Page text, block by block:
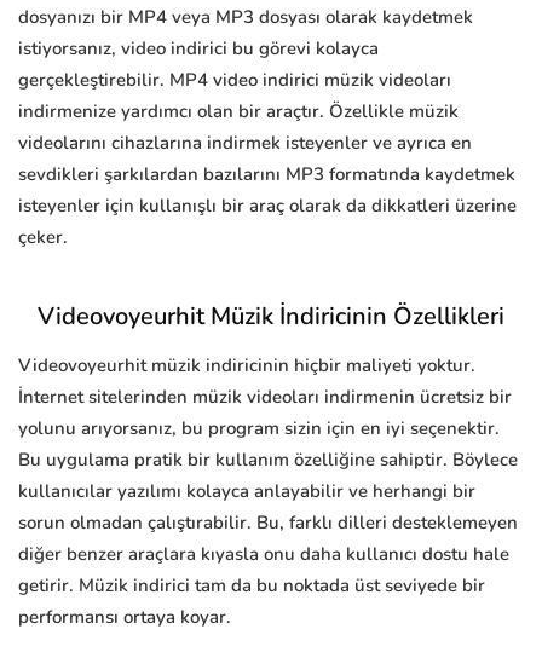
dosyanızı bir MP4 veya MP3 dosyası olarak kaydetmek
istiyorsanız, video indirici bu görevi kolayca
gerçekleştirebilir. MP4 video indirici müzik videoları
indirmenize yardımcı olan bir araçtır. Özellikle müzik
videolarını cihazlarına indirmek isteyenler ve ayrıca en
sevdikleri şarkılardan bazılarını MP3 formatında kaydetmek
isteyenler için kullanışlı bir araç olarak da dikkatleri üzerine
çeker.
Videovoyeurhit Müzik İndiricinin Özellikleri
Videovoyeurhit müzik indiricinin hiçbir maliyeti yoktur.
İnternet sitelerinden müzik videoları indirmenin ücretsiz bir
yolunu arıyorsanız, bu program sizin için en iyi seçenektir.
Bu uygulama pratik bir kullanım özelliğine sahiptir. Böylece
kullanıcılar yazılımı kolayca anlayabilir ve herhangi bir
sorun olmadan çalıştırabilir. Bu, farklı dilleri desteklemeyen
diğer benzer araçlara kıyasla onu daha kullanıcı dostu hale
getirir. Müzik indirici tam da bu noktada üst seviyede bir
performansı ortaya koyar.